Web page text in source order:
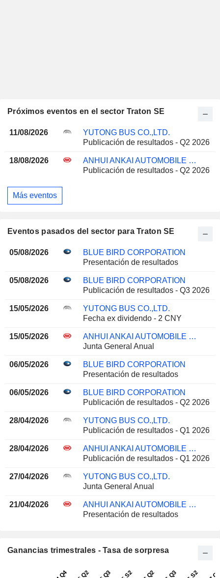
Próximos eventos en el sector Traton SE
11/08/2026
YUTONG BUS CO.,LTD.
Publicación de resultados - Q2 2026
18/08/2026
ANHUI ANKAI AUTOMOBILE CO., LTD
Publicación de resultados - Q2 2026
Más eventos
Eventos pasados del sector para Traton SE
05/08/2026
BLUE BIRD CORPORATION
Presentación de resultados
05/08/2026
BLUE BIRD CORPORATION
Publicación de resultados - Q3 2026
15/05/2026
YUTONG BUS CO.,LTD.
Fecha ex dividendo - 2 CNY
15/05/2026
ANHUI ANKAI AUTOMOBILE CO., LTD
Junta General Anual
06/05/2026
BLUE BIRD CORPORATION
Presentación de resultados
06/05/2026
BLUE BIRD CORPORATION
Publicación de resultados - Q2 2026
28/04/2026
YUTONG BUS CO.,LTD.
Publicación de resultados - Q1 2026
28/04/2026
ANHUI ANKAI AUTOMOBILE CO., LTD
Publicación de resultados - Q1 2026
27/04/2026
YUTONG BUS CO.,LTD.
Junta General Anual
21/04/2026
ANHUI ANKAI AUTOMOBILE CO., LTD
Presentación de resultados
Ganancias trimestrales - Tasa de sorpresa